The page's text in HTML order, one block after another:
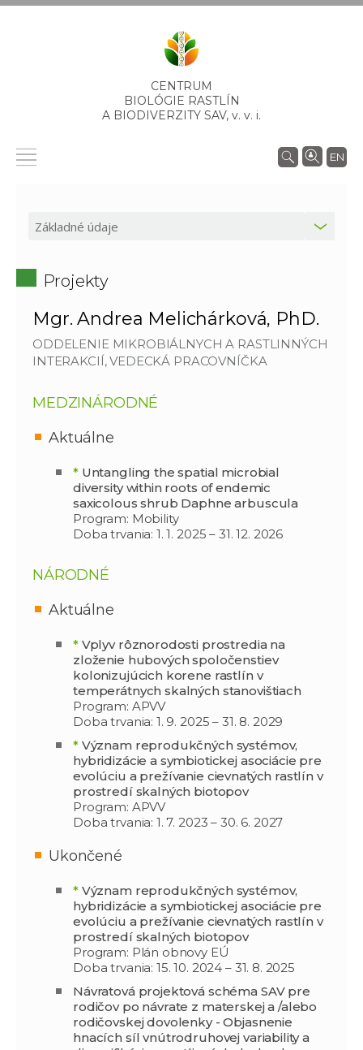
CENTRUM
BIOLÓGIE RASTLÍN
A BIODIVERZITY SAV, v. v. i.
EN
Projekty
Mgr. Andrea Melichárková, PhD.
ODDELENIE MIKROBIÁLNYCH A RASTLINNÝCH
INTERAKCIÍ, VEDECKÁ PRACOVNÍČKA
MEDZINÁRODNÉ
Aktuálne
*Untangling the spatial microbial
diversity within roots of endemic
saxicolous shrub Daphne arbuscula
Program: Mobility
Doba trvania: 1. 1. 2025 – 31. 12. 2026
NÁRODNÉ
Aktuálne
*Vplyv rôznorodosti prostredia na
zloženie hubových spoločenstiev
kolonizujúcich korene rastlín v
temperátnych skalných stanovištiach
Program: APVV
Doba trvania: 1. 9. 2025 – 31. 8. 2029
*Význam reprodukčných systémov,
hybridizácie a symbiotickej asociácie pre
evolúciu a prežívanie cievnatých rastlín v
prostredí skalných biotopov
Program: APVV
Doba trvania: 1. 7. 2023 – 30. 6. 2027
Ukončené
*Význam reprodukčných systémov,
hybridizácie a symbiotickej asociácie pre
evolúciu a prežívanie cievnatých rastlín v
prostredí skalných biotopov
Program: Plán obnovy EÚ
Doba trvania: 15. 10. 2024 – 31. 8. 2025
Návratová projektová schéma SAV pre
rodičov po návrate z materskej a /alebo
rodičovskej dovolenky - Objasnenie
hnacích síl vnútrodruhovej variability a